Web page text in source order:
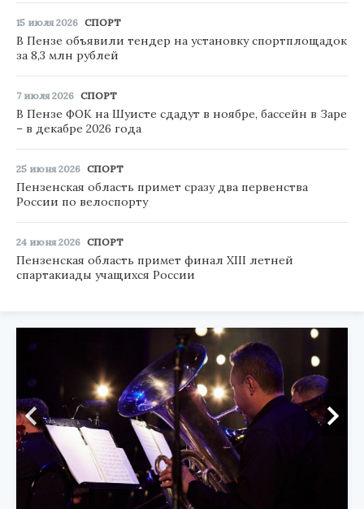
15 июля 2026 СПОРТ
В Пензе объявили тендер на установку спортплощадок
за 8,3 млн рублей
7 июля 2026 СПОРТ
В Пензе ФОК на Шуисте сдадут в ноябре, бассейн в Заре
– в декабре 2026 года
25 июня 2026 СПОРТ
Пензенская область примет сразу два первенства
России по велоспорту
24 июня 2026 СПОРТ
Пензенская область примет финал XIII летней
спартакиады учащихся России